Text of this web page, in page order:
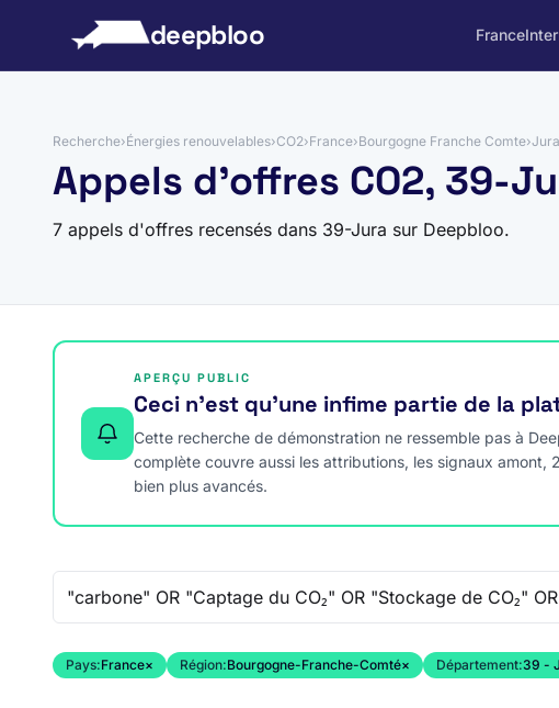
deepbloo France
Recherche›Énergies renouvelables›CO2›France›Bourgogne Franche Comte›Jura
Appels d'offres CO2, 39-
7 appels d'offres recensés dans 39-Jura sur Deepbloo.
APERÇU PUBLIC
Ceci n’est qu’une infime partie de la
Cette recherche de démonstration ne ressemble pas à
complète couvre aussi les attributions, les signaux
bien plus avancés.
Pays:France× Région:Bourgogne-Franche-Comté× Département:39 -